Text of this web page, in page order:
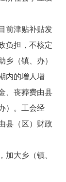
前津贴补贴发
负担，不核定
乡（镇、办）
内的增人增
、丧葬费由县
）。工会经
县（区）财政
大乡（镇、